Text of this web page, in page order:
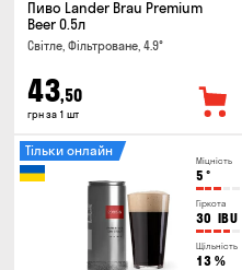
Пиво Lander Brau Premium
Beer 0.5л
Світле, Фільтроване, 4.9°
43,50
грн за 1 шт
Міцність
5 °
Гіркота
30 IBU
Щільність
13 %
Тільки онлайн